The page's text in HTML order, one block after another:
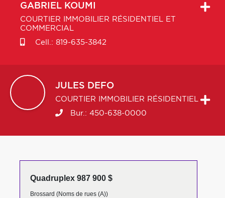
GABRIEL KOUMI
COURTIER IMMOBILIER RÉSIDENTIEL ET
COMMERCIAL
Cell.: 819-635-3842
JULES DEFO
COURTIER IMMOBILIER RÉSIDENTIEL
Bur.: 450-638-0000
Quadruplex 987 900 $
Brossard (Noms de rues (A))